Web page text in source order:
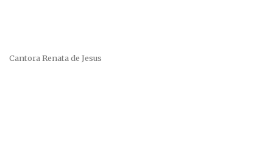
Cantora Renata de Jesus